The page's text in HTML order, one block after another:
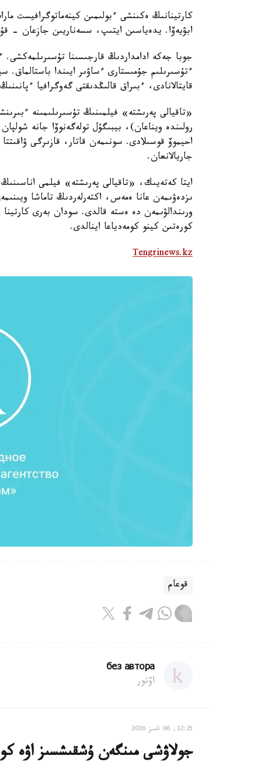
كارتينانىڭ ەكىنشى ءبولىمىن كينەماتوگرافيست
ابۋيەۆا. يدەياسىن ايتىپ، سسەناريىن جازعان -
جوبا جەكە ادامداردىڭ قارجىسىنا
ءتۇسىرىلىم جۇمىستارى ءساۋىر ايىندا
قايتالانادى، ءبىراق قالىڭدىقتى گەوگرافيا
«تاقيالى پەرىشتە» فيلمىنىڭ تۇسىرىلىمىنە
رولىندە ويناعان)، بيبىگۇل تولەگەنوۆا جانە
احيموۆ قوسىلادى. سونىمەن قاتار، قازىرگى
جاريالانعان.
ايتا كەتەيىك، «تاقيالى پەرىشتە» فيلمى
ىزدەۋىمەن عانا ەمەس، اكتەرلەردىڭ تاماشا
ورىندالۋىمەن دە ەستە قالدى. سودان بەرى
كورەتىن كينو كومەدياعا اينالدى.
Tengrinews.kz
قوعام
без автора
اۆتور
12:25, 06 تامىز 2026
جولاۋشى مىنگەن ۇشقىشسىز اۋە